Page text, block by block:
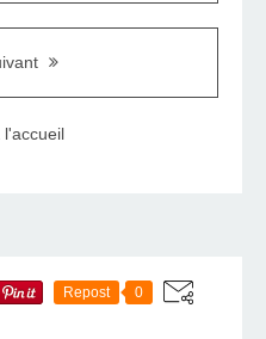
l'accueil
Repost 0